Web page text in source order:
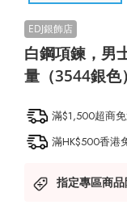
白鋼項鍊，男
量（3544銀色）
滿$1,500超商
滿HK$500香港
指定專區商